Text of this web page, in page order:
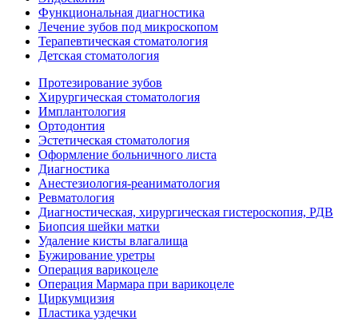
Функциональная диагностика
Лечение зубов под микроскопом
Терапевтическая стоматология
Детская стоматология
Протезирование зубов
Хирургическая стоматология
Имплантология
Ортодонтия
Эстетическая стоматология
Оформление больничного листа
Диагностика
Анестезиология-реаниматология
Ревматология
Диагностическая, хирургическая гистероскопия, РДВ
Биопсия шейки матки
Удаление кисты влагалища
Бужирование уретры
Операция варикоцеле
Операция Мармара при варикоцеле
Циркумцизия
Пластика уздечки